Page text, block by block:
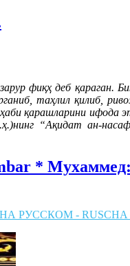
фиқҳ деб қараган.
таҳлил қилиб,
қарашларини
“Ақидат ан-
*
РУССКОМ - RUSCHA